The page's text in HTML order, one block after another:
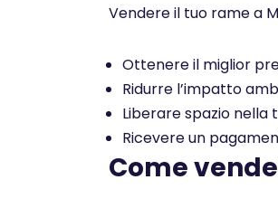
Vendere il tuo rame a
Ottenere il miglior
Ridurre l’impatto
Liberare spazio nella
Ricevere un
Come